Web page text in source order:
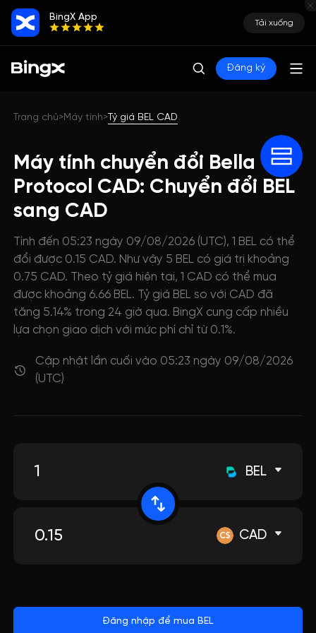
BingX App
Tải xuống
Đăng ký
Trang chủ>Máy tính>Tỷ giá BEL CAD
Máy tính chuyển đổi Bella
Protocol CAD: Chuyển đổi BEL
sang CAD
Tính đến 05:23 ngày 09/08/2026 (UTC), 1 BEL có thể
đổi được 0.15 CAD. Như vậy 5 BEL có giá trị khoảng
0.75 CAD. Theo tỷ giá hiện tại, 1 CAD có thể mua
được khoảng 6.66 BEL. Tỷ giá BEL so với CAD đã
tăng 5.14% trong 24 giờ qua. BingX cung cấp nhiều
lựa chọn giao dịch với mức phí chỉ từ 0.1%.
Cập nhật lần cuối vào 05:23 ngày 09/08/2026
(UTC)
BEL
CAD
Đăng nhập để mua BEL